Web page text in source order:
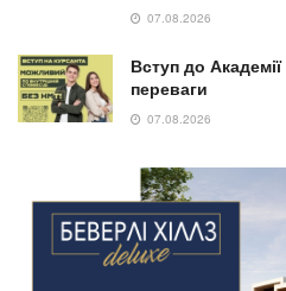
07.08.2026
Вступ до
переваги
07.08.2026